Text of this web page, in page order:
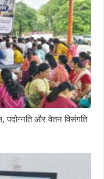
पदोन्नति और वेतन विसंगति